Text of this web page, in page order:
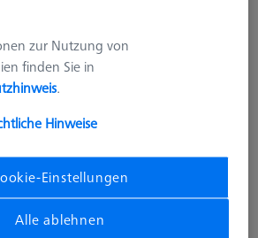
zur Nutzung von
finden Sie in
.
Hinweise
Einstellungen
Alle ablehnen